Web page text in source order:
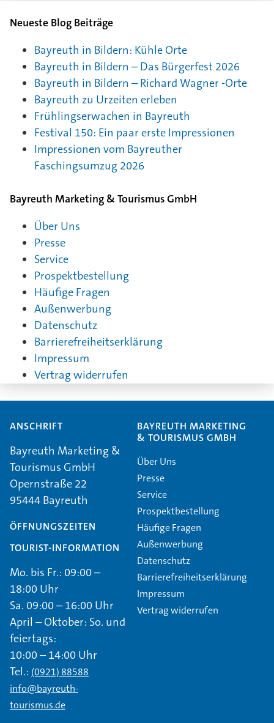
Neueste Blog Beiträge
Bayreuth in Bildern: Kühle Orte
Bayreuth in Bildern – Das Bürgerfest 2026
Bayreuth in Bildern – Richard Wagner -Orte
Bayreuth zu Urzeiten erleben
Frühlingserwachen in Bayreuth
Festival 150: Ein paar erste Impressionen
Impressionen vom Bayreuther
Faschingsumzug 2026
Bayreuth Marketing & Tourismus GmbH
Über Uns
Presse
Service
Prospektbestellung
Häufige Fragen
Außenwerbung
Datenschutz
Barrierefreiheitserklärung
Impressum
Vertrag widerrufen
ANSCHRIFT
Bayreuth Marketing &
Tourismus GmbH
Opernstraße 22
95444 Bayreuth
ÖFFNUNGSZEITEN
TOURIST-INFORMATION
Mo. bis Fr.: 09:00 –
18:00 Uhr
Sa. 09:00 – 16:00 Uhr
April – Oktober: So. und
feiertags:
10:00 – 14:00 Uhr
Tel.: (0921) 88588
info@bayreuth-
tourismus.de
BAYREUTH MARKETING
& TOURISMUS GMBH
Über Uns
Presse
Service
Prospektbestellung
Häufige Fragen
Außenwerbung
Datenschutz
Barrierefreiheitserklärung
Impressum
Vertrag widerrufen